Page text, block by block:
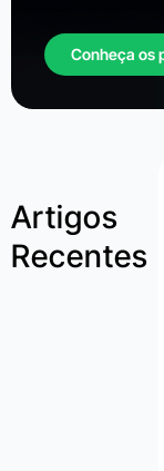
Conheça os
Artigos
Recentes